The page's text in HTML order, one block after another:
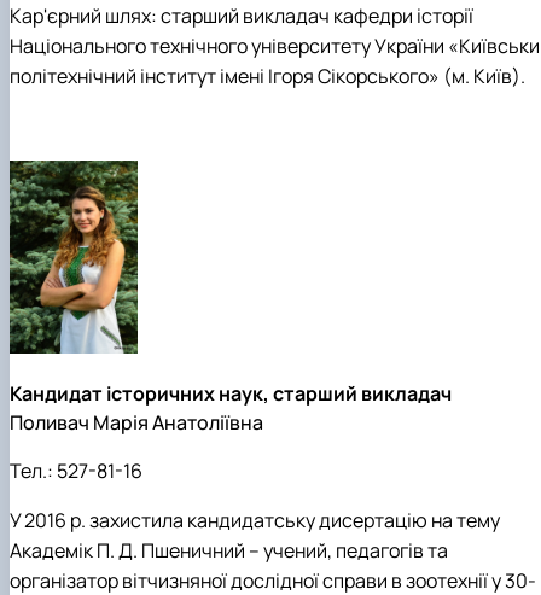
Кар'єрний шлях: старший викладач кафедри історії
Національного технічного університету України
політехнічний інститут імені Ігоря Сікорського» (м. Київ).
Кандидат історичних наук, старший викладач
Поливач Марія Анатоліївна
Тел.: 527-81-16
У 2016 р. захистила кандидатську дисертацію на тему
Академік П. Д. Пшеничний – учений, педагогів та
організатор вітчизняної дослідної справи в зоотехнії у 30-